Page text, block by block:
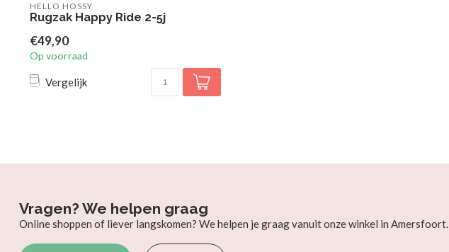
HELLO HOSSY
Rugzak Happy Ride 2-5j
€49,90
Op voorraad
Vergelijk
Vragen? We helpen graag
Online shoppen of liever langskomen? We helpen je graag vanuit onze winkel in Amersfoort.